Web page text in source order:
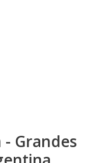
Grandes